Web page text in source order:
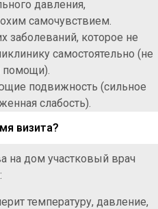
давления,
самочувствием.
заболеваний, которое не
самостоятельно (не
помощи).
подвижность (сильное
слабость).
визита?
на дом участковый врач
температуру, давление,